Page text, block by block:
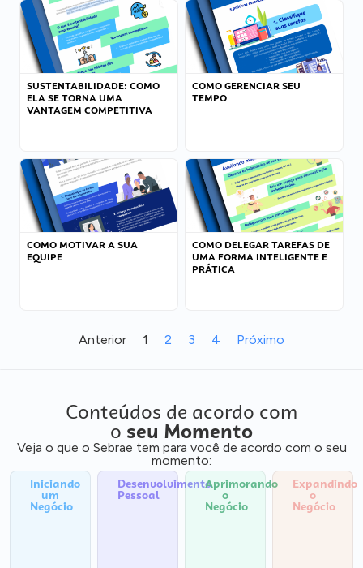
SUSTENTABILIDADE: COMO
ELA SE TORNA UMA
VANTAGEM COMPETITIVA
COMO GERENCIAR SEU
TEMPO
COMO MOTIVAR A SUA
EQUIPE
COMO DELEGAR TAREFAS DE
UMA FORMA INTELIGENTE E
PRÁTICA
Anterior 1 2 3 4 Próximo
Conteúdos de acordo com
o seu Momento
Veja o que o Sebrae tem para você de acordo com o seu
momento:
Iniciando
um
Negócio
Desenvolvimento
Pessoal
Aprimorando
o
Negócio
Expandindo
o
Negócio